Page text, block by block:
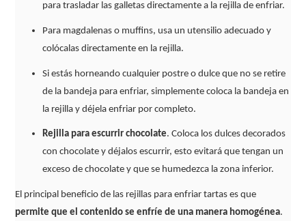
para trasladar las galletas directamente a la rejilla de enfriar.
Para magdalenas o muffins, usa un utensilio adecuado y
colócalas directamente en la rejilla.
Si estás horneando cualquier postre o dulce que no se retire
de la bandeja para enfriar, simplemente coloca la bandeja en
la rejilla y déjela enfriar por completo.
Rejilla para escurrir chocolate. Coloca los dulces decorados
con chocolate y déjalos escurrir, esto evitará que tengan un
exceso de chocolate y que se humedezca la zona inferior.
El principal beneficio de las rejillas para enfriar tartas es que
permite que el contenido se enfríe de una manera homogénea.